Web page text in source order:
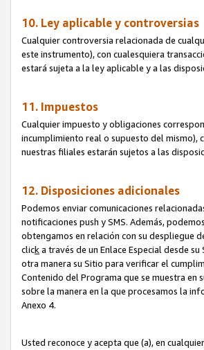
10. Ley aplicable y controversias
Cualquier controversia relacionada de
este instrumento), con cualesquiera
estará sujeta a la ley aplicable y a las
11. Impuestos
Cualquier impuesto y obligaciones
incumplimiento real o supuesto del mismo),
nuestras filiales estarán sujetos a las
12. Disposiciones adicionales
Podemos enviar comunicaciones
notificaciones push y SMS. Además,
obtengamos en relación con su despliegue
clicka través de un Enlace Especial desde
otra manera su Sitio para verificar el
Contenido del Programa que se muestra en
sobre la manera en la que procesamos la
Anexo 4.
Usted reconoce y acepta que (a), en